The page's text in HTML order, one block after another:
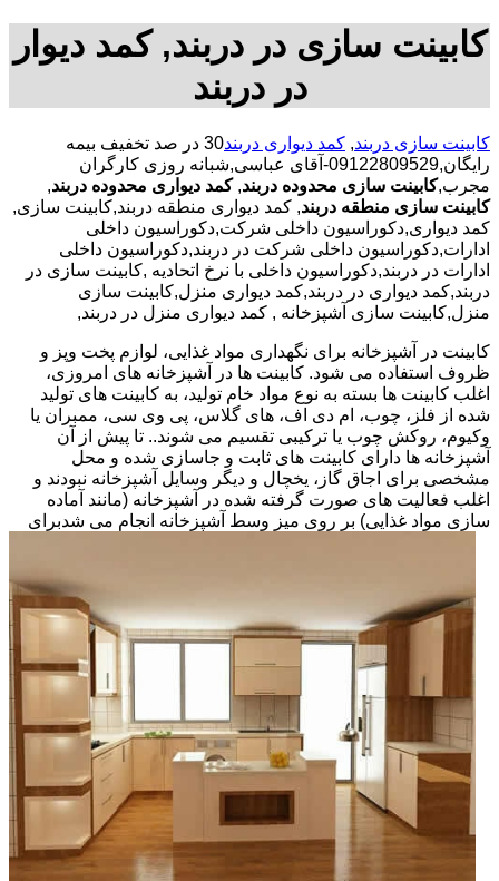
کابینت سازی در دربند, کمد دیوار
در دربند
کابینت سازی دربند, کمد دیواری دربند
30 در صد تخفیف بیمه
رایگان,09122809529-آقای عباسی,شبانه روزی کارگران
مجرب,کابینت سازی محدوده دربند,کمد دیواری محدوده دربند,
کابینت سازی منطقه دربند, کمد دیواری منطقه دربند,کابینت سازی,
کمد دیواری,دکوراسیون داخلی شرکت,دکوراسیون داخلی
ادارات,دکوراسیون داخلی شرکت در دربند,دکوراسیون داخلی
ادارات در دربند,دکوراسیون داخلی با نرخ اتحادیه ,کابینت سازی در
دربند,کمد دیواری در دربند,کمد دیواری منزل,کابینت سازی
منزل,کابینت سازی آشپزخانه , کمد دیواری منزل در دربند,
کابینت در آشپزخانه برای نگهداری مواد غذایی، لوازم پخت وپز و
ظروف استفاده می شود. کابینت ها در آشپزخانه های امروزی،
اغلب کابینت ها بسته به نوع مواد خام تولید، به کابینت های تولید
شده از فلز، چوب، ام دی اف، های گلاس، پی وی سی، ممبران یا
وکیوم، روکش چوب یا ترکیبی تقسیم می شوند.. تا پیش از آن
آشپزخانه ها دارای کابینت های ثابت و جاسازی شده و محل
مشخصی برای اجاق گاز، یخچال و دیگر وسایل آشپزخانه نبودند و
اغلب فعالیت های صورت گرفته شده در آشپزخانه (مانند آماده
سازی مواد غذایی) بر روی میز وسط آشپزخانه انجام می شدبرای